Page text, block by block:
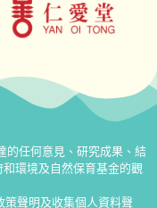
的任何意⾒、研究成果、結
環境及⾃然保育基⾦的觀
聲明及收集個人資料聲